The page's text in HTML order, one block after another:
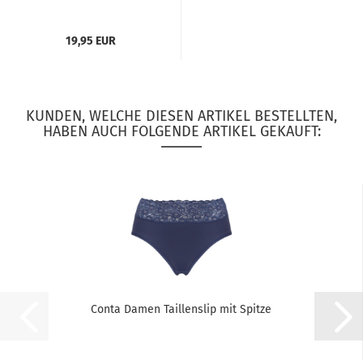
19,95 EUR
KUNDEN, WELCHE DIESEN ARTIKEL BESTELLTEN,
HABEN AUCH FOLGENDE ARTIKEL GEKAUFT:
Conta Damen Taillenslip mit Spitze